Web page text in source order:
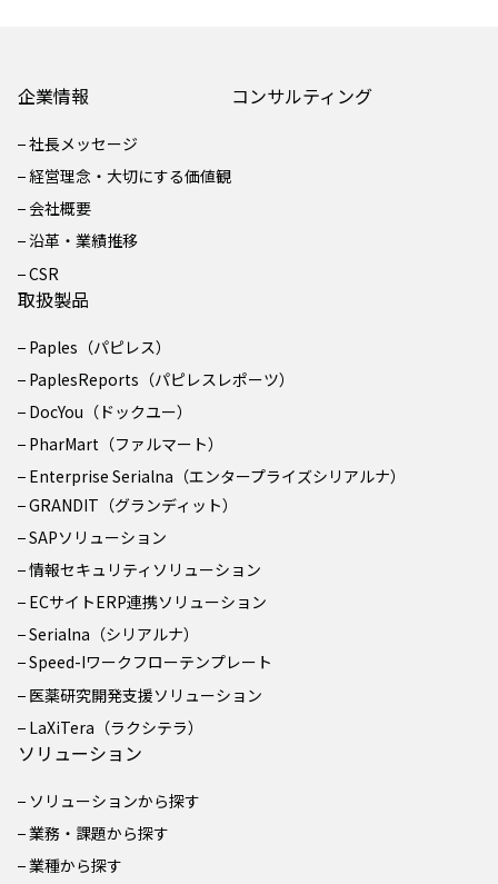
企業情報
社長メッセージ
経営理念・大切にする価値観
会社概要
沿革・業績推移
CSR
コンサルティング
取扱製品
Paples（パピレス）
PaplesReports（パピレスレポーツ）
DocYou（ドックユー）
PharMart（ファルマート）
Enterprise Serialna（エンタープライズシリアルナ）
GRANDIT（グランディット）
SAPソリューション
情報セキュリティソリューション
ECサイトERP連携ソリューション
Serialna（シリアルナ）
Speed-Iワークフローテンプレート
医薬研究開発支援ソリューション
LaXiTera（ラクシテラ）
ソリューション
ソリューションから探す
業務・課題から探す
業種から探す